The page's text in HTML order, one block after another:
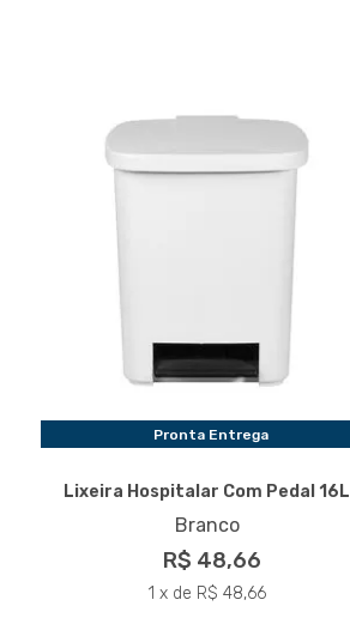
Pronta Entrega
Lixeira Hospitalar Com Pedal 16L
Branco
R$ 48,66
1 x de R$ 48,66